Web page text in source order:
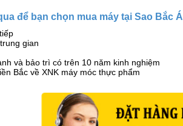
để bạn chọn mua máy tại Sao Bắc Á
gian
và bảo trì có trên 10 năm kinh nghiệm
Bắc về XNK máy móc thực phẩm